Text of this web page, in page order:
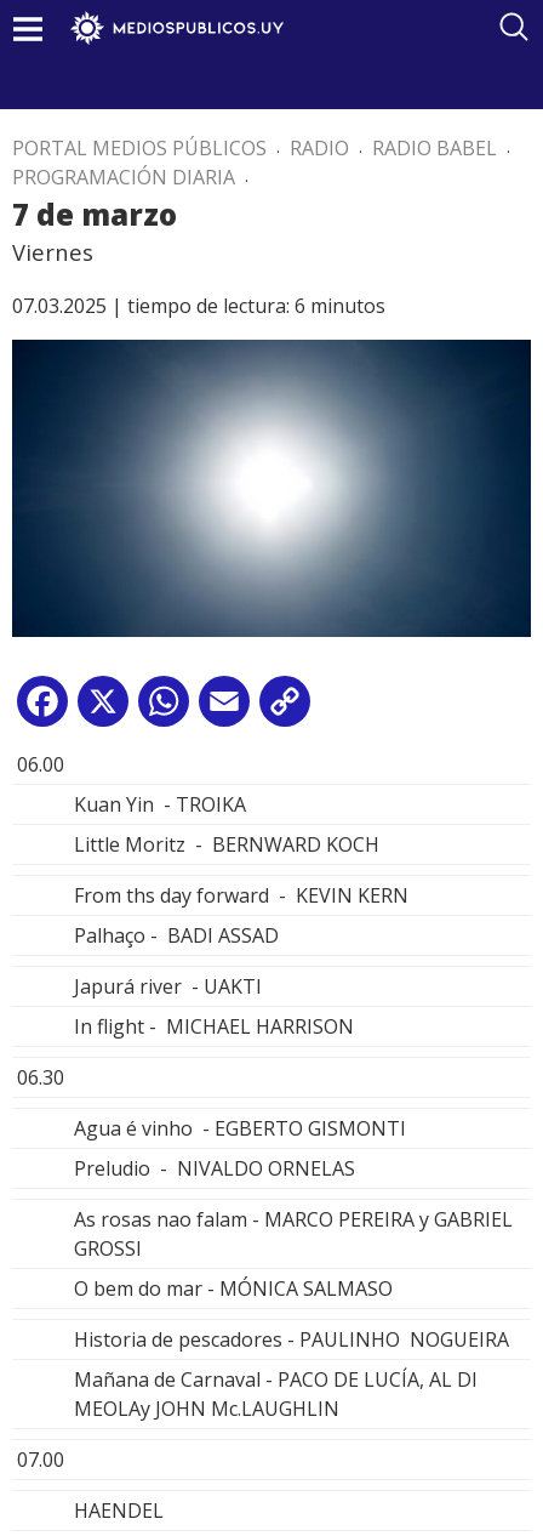
PORTAL MEDIOS PÚBLICOS . RADIO . RADIO BABEL .
PROGRAMACIÓN DIARIA .
7 de marzo
Viernes
07.03.2025 | tiempo de lectura: 6 minutos
Facebook
X WhatsApp
Email
06.00
Kuan Yin - TROIKA
Little Moritz - BERNWARD KOCH
From ths day forward - KEVIN KERN
Palhaço - BADI ASSAD
Japurá river - UAKTI
In flight - MICHAEL HARRISON
06.30
Agua é vinho - EGBERTO GISMONTI
Preludio - NIVALDO ORNELAS
As rosas nao falam - MARCO PEREIRA y GABRIEL
GROSSI
O bem do mar - MÓNICA SALMASO
Historia de pescadores - PAULINHO NOGUEIRA
Mañana de Carnaval - PACO DE LUCÍA, AL DI
MEOLAy JOHN Mc.LAUGHLIN
07.00
HAENDEL